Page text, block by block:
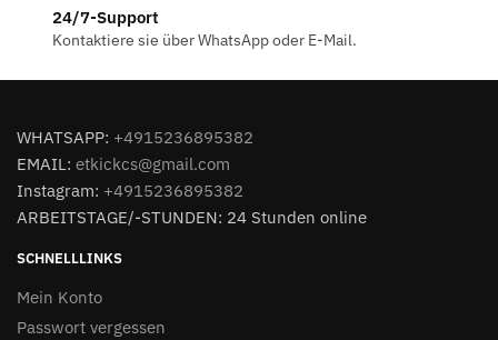
24/7-Support
Kontaktiere sie über WhatsApp oder E-Mail.
WHATSAPP: +4915236895382
EMAIL: etkickcs@gmail.com
Instagram: +4915236895382
ARBEITSTAGE/-STUNDEN: 24 Stunden online
SCHNELLLINKS
Mein Konto
Passwort vergessen